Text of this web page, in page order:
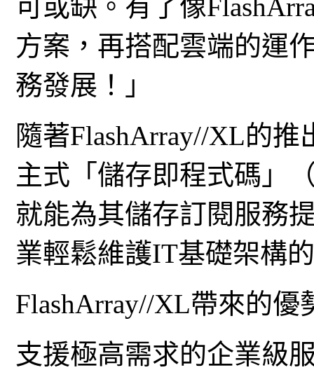
可或缺。有了像
方案，再搭配雲端的運
務發展！」
隨著FlashArray//XL的推
主式「儲存即程式碼」
就能為其儲存訂閱服務
業輕鬆維護IT基礎架構
FlashArray//XL帶來的優
支援極高需求的企業級